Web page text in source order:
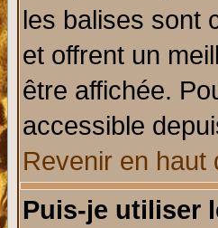
les balises sont
et offrent un
être affichée.
accessible
Revenir en haut
Puis-je utiliser